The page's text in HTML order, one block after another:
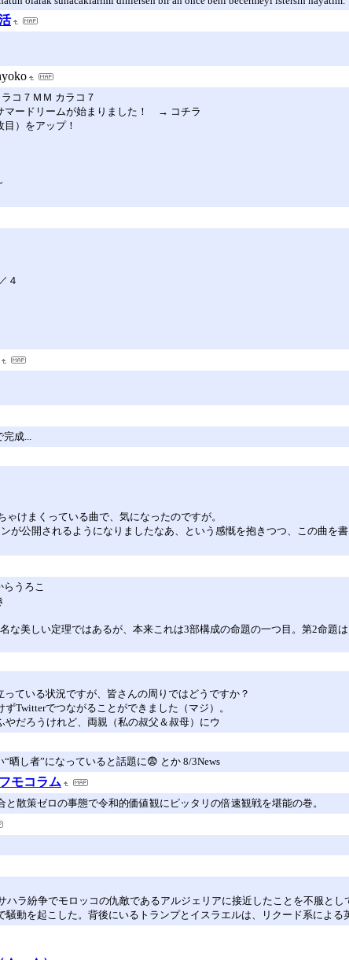
コ７ＭＭ カラコ７
マードリームが始まりました！ → コチラ
）をアップ！
４
完成...
けまくっている曲で、気になったのですが。
が公開されるようになりましたなあ、という感慨を抱きつつ、この曲を
らうろこ
美しい定理ではあるが、本来これは3部構成の命題の一つ目。第2命題は
ている状況ですが、皆さんの周りではどうですか？
Twitterでつながることができました（マジ）。
だろうけれど、両親（私の叔父＆叔母）にウ
晒し者”になっていると話題に😨 とか 8/3News
モコラム
散策ゼロの事態で令和的価値観にピッタリの倍速観戦を堪能の巻。
ハラ紛争でモロッコの仇敵であるアルジェリアに接近したことを不服と
動を起こした。背後にいるトランプとイスラエルは、リクード系による